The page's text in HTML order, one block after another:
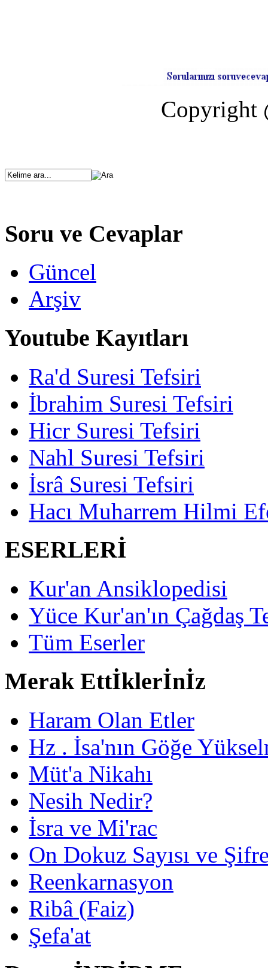
Copyright
Soru ve Cevaplar
Güncel
Arşiv
Youtube Kayıtları
Ra'd Suresi Tefsiri
İbrahim Suresi Tefsiri
Hicr Suresi Tefsiri
Nahl Suresi Tefsiri
İsrâ Suresi Tefsiri
Hacı Muharrem Hilmi
ESERLERİ
Kur'an Ansiklopedisi
Yüce Kur'an'ın Çağdaş
Tüm Eserler
Merak Ettİklerİnİz
Haram Olan Etler
Hz . İsa'nın Göğe
Müt'a Nikahı
Nesih Nedir?
İsra ve Mi'rac
On Dokuz Sayısı ve
Reenkarnasyon
Ribâ (Faiz)
Şefa'at